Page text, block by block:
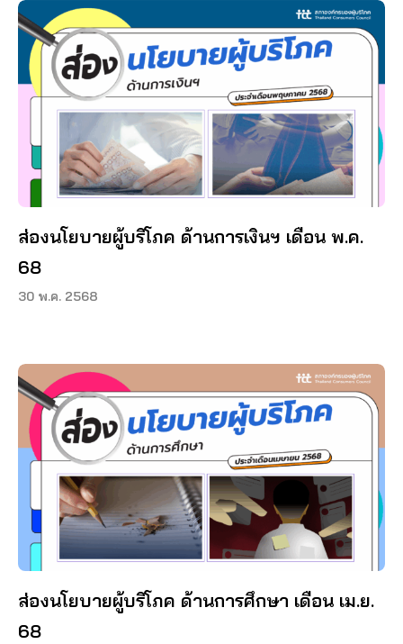
ส่องนโยบายผู้บริโภค ด้านการเงินฯ เดือน พ.ค.
68
30 พ.ค. 2568
ส่องนโยบายผู้บริโภค ด้านการศึกษา เดือน เม.ย.
68